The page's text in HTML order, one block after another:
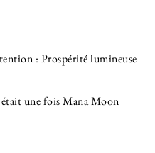
: Prospérité lumineuse
une fois Mana Moon